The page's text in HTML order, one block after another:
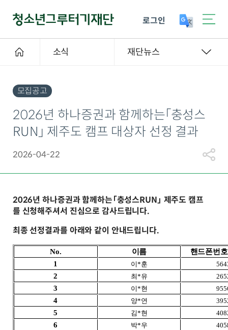
로그인
소식 재단뉴스
모집공고
2026년 하나증권과 함께하는「충성스
RUN」 제주도 캠프 대상자 선정 결과
2026-04-22
2026년 하나증권과 함께하는「충성스RUN」 제주도 캠프
를 신청해주셔서 진심으로 감사드립니다.
최종 선정결과를 아래와 같이 안내드립니다.
No. 이름
핸드폰번
1
이*훈
2 최*유
3 이*현
4 양*연
5 김*현
6 박*우